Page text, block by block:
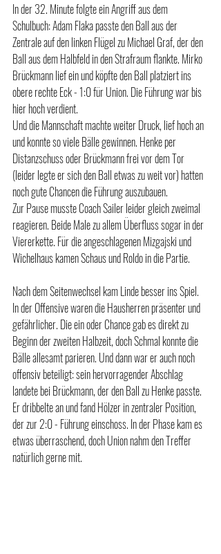
In der 32. Minute folgte ein Angriff aus dem
Schulbuch: Adam Flaka passte den Ball aus der
Zentrale auf den linken Flügel zu Michael Graf, der den
Ball aus dem Halbfeld in den Strafraum flankte. Mirko
Brückmann lief ein und köpfte den Ball platziert ins
obere rechte Eck - 1:0 für Union. Die Führung war bis
hier hoch verdient.
Und die Mannschaft machte weiter Druck, lief hoch an
und konnte so viele Bälle gewinnen. Henke per
Distanzschuss oder Brückmann frei vor dem Tor
(leider legte er sich den Ball etwas zu weit vor) hatten
noch gute Chancen die Führung auszubauen.
Zur Pause musste Coach Sailer leider gleich zweimal
reagieren. Beide Male zu allem Überfluss sogar in der
Viererkette. Für die angeschlagenen Mizgajski und
Wichelhaus kamen Schaus und Roldo in die Partie.
Nach dem Seitenwechsel kam Linde besser ins Spiel.
In der Offensive waren die Hausherren präsenter und
gefährlicher. Die ein oder Chance gab es direkt zu
Beginn der zweiten Halbzeit, doch Schmal konnte die
Bälle allesamt parieren. Und dann war er auch noch
offensiv beteiligt: sein hervorragender Abschlag
landete bei Brückmann, der den Ball zu Henke passte.
Er dribbelte an und fand Hölzer in zentraler Position,
der zur 2:0 - Führung einschoss. In der Phase kam es
etwas überraschend, doch Union nahm den Treffer
natürlich gerne mit.